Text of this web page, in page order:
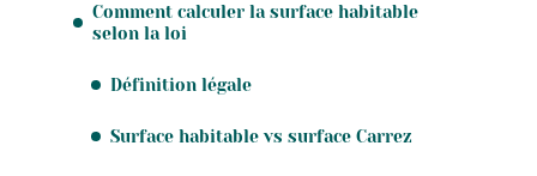
Comment calculer la surface habitable
selon la loi
Définition légale
Surface habitable vs surface Carrez